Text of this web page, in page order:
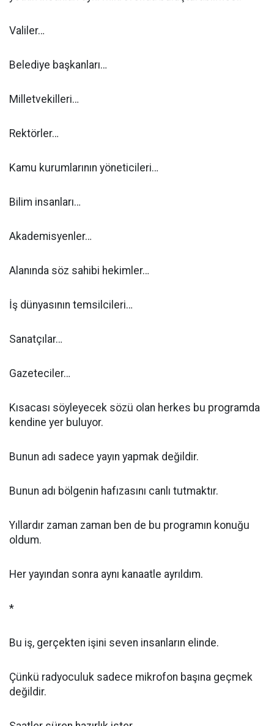
Valiler…
Belediye başkanları…
Milletvekilleri…
Rektörler…
Kamu kurumlarının yöneticileri…
Bilim insanları…
Akademisyenler…
Alanında söz sahibi hekimler…
İş dünyasının temsilcileri…
Sanatçılar…
Gazeteciler…
Kısacası söyleyecek sözü olan herkes bu programda
kendine yer buluyor.
Bunun adı sadece yayın yapmak değildir.
Bunun adı bölgenin hafızasını canlı tutmaktır.
Yıllardır zaman zaman ben de bu programın konuğu
oldum.
Her yayından sonra aynı kanaatle ayrıldım.
*
Bu iş, gerçekten işini seven insanların elinde.
Çünkü radyoculuk sadece mikrofon başına geçmek
değildir.